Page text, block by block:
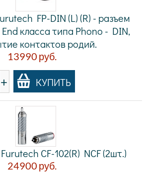
FP-DIN (L) (R) - разъем
класса типа Phono - DIN,
контактов родий.
13990 руб.
+ КУПИТЬ
CF-102(R) NCF (2шт.)
24900 руб.